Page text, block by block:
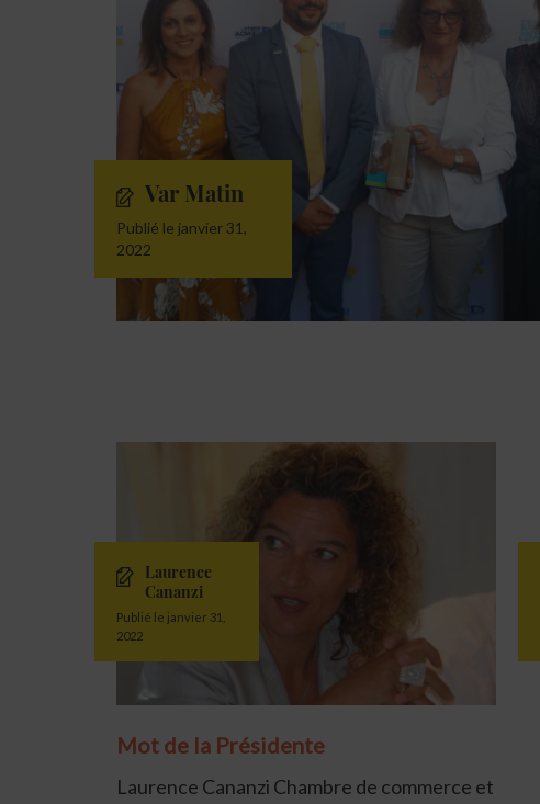
Var Matin
Publié le janvier 31,
2022
Laurence
Cananzi
Publié le janvier 31,
2022
Mot de la Présidente
Laurence Cananzi Chambre de commerce et